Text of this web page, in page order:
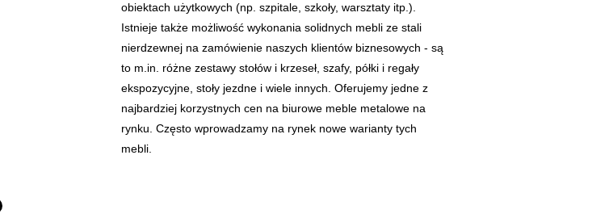
obiektach użytkowych (np. szpitale, szkoły, warsztaty itp.).
Istnieje także możliwość wykonania solidnych mebli ze stali
nierdzewnej na zamówienie naszych klientów biznesowych - są
to m.in. różne zestawy stołów i krzeseł, szafy, półki i regały
ekspozycyjne, stoły jezdne i wiele innych. Oferujemy jedne z
najbardziej korzystnych cen na biurowe meble metalowe na
rynku. Często wprowadzamy na rynek nowe warianty tych
mebli.